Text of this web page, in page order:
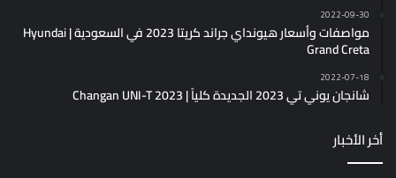
2022-09-30
مواصفات وأسعار هيونداي جراند كريتا 2023 في السعودية | Hyundai
Grand Creta
2022-07-18
شانجان يوني تي 2023 الجديدة كلياً | Changan UNI-T 2023
أخر الأخبار